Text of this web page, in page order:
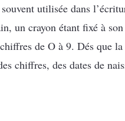
utilisée dans
un crayon étant fixé à
de O à 9. Dés que
chiffres, des dates de